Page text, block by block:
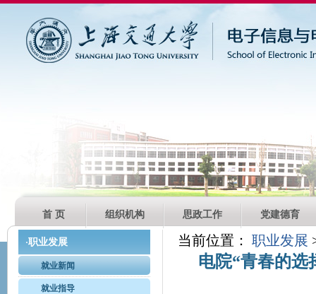
首 页 组织机构 思政工作 党建德育
·职业发展
就业新闻
就业指导
当前位置：职业发展
电院“青春的选